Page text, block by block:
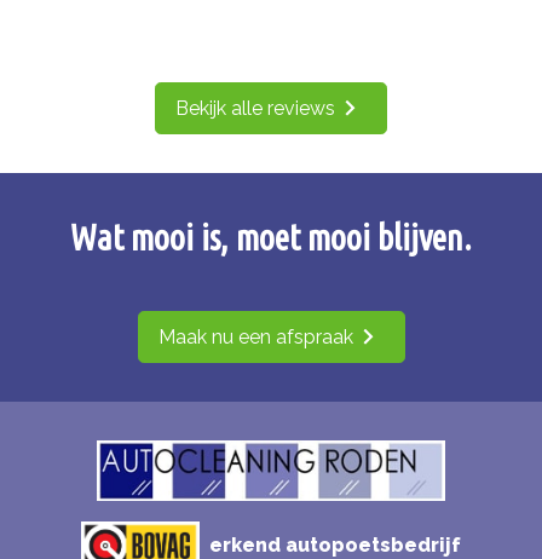
Wat mooi is, moet mooi blijven.
Maak nu een afspraak
Bekijk alle reviews
erkend autopoetsbedrijf